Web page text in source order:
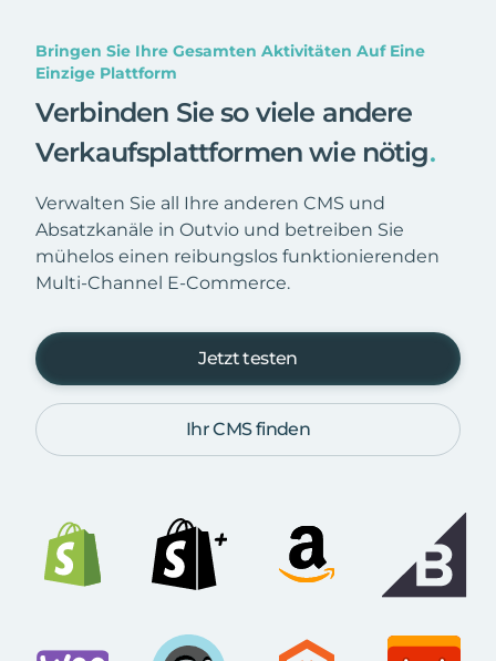
Bringen Sie Ihre Gesamten Aktivitäten Auf Eine
Einzige Plattform
Verbinden Sie so viele andere
Verkaufsplattformen wie nötig.
Verwalten Sie all Ihre anderen CMS und
Absatzkanäle in Outvio und betreiben Sie
mühelos einen reibungslos funktionierenden
Multi-Channel E-Commerce.
Jetzt testen
Ihr CMS finden